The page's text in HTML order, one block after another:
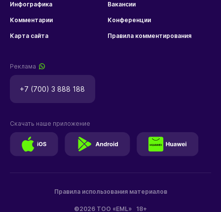
Инфографика Вакансии
Комментарии Конференции
Карта сайта Правила комментирования
Реклама
+7 (700) 3 888 188
©2026 ТОО «EML» 18+
Правила использования материалов
Скачать наше приложение